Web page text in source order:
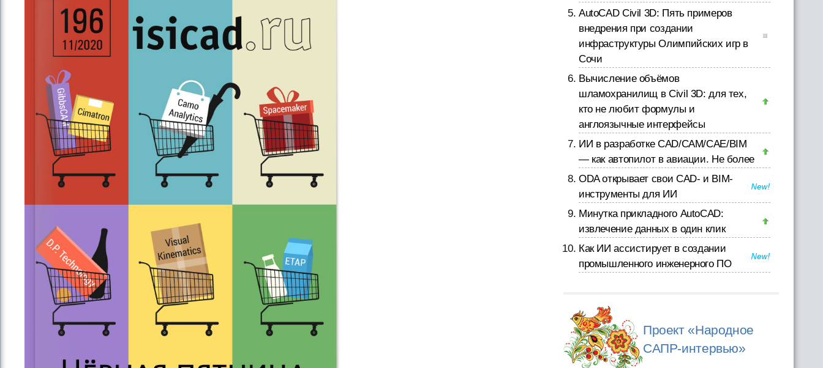
AutoCAD Civil 3D: Пять примеров
внедрения при создании
инфраструктуры Олимпийских игр в
Сочи
Вычисление объёмов
шламохранилищ в Civil 3D: для тех,
кто не любит формулы и
англоязычные интерфейсы
ИИ в разработке CAD/CAM/CAE/BIM
— как автопилот в авиации. Не более
ODA открывает свои CAD- и BIM-
инструменты для ИИ
Минутка прикладного AutoCAD:
извлечение данных в один клик
Как ИИ ассистирует в создании
промышленного инженерного ПО
Проект «Народное
САПР-интервью»